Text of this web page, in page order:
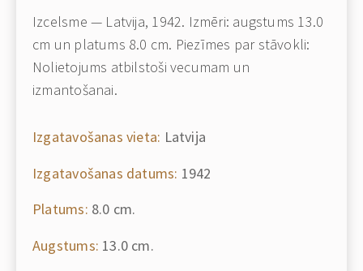
Izcelsme — Latvija, 1942. Izmēri: augstums 13.0
cm un platums 8.0 cm. Piezīmes par stāvokli:
Nolietojums atbilstoši vecumam un
izmantošanai.
Izgatavošanas vieta: Latvija
Izgatavošanas datums: 1942
Platums: 8.0 cm.
Augstums: 13.0 cm.